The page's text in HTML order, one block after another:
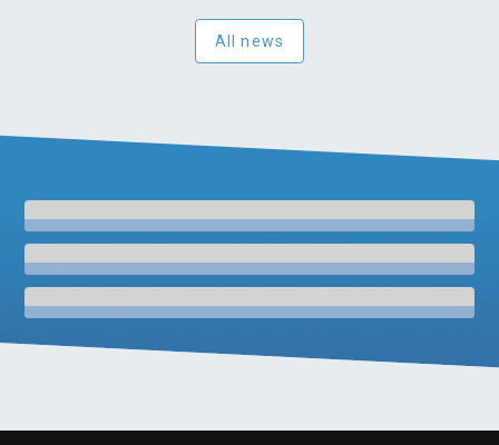
All news